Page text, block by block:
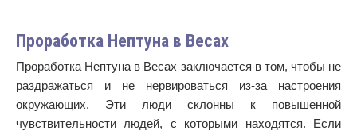
Проработка Нептуна в Весах
Проработка Нептуна в Весах заключается в том, чтобы не
раздражаться и не нервироваться из-за настроения
окружающих. Эти люди склонны к повышенной
чувствительности людей, с которыми находятся. Если